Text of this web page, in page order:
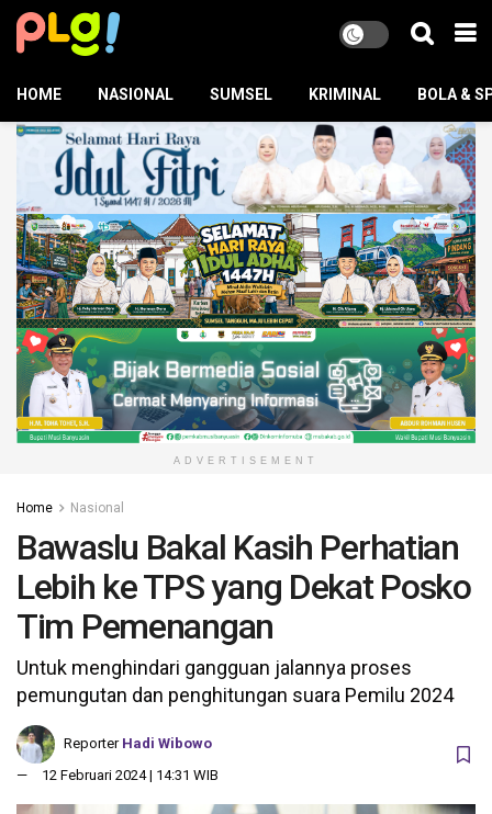
HOME NASIONAL SUMSEL KRIMINAL BOLA &
ADVERTISEMENT
Home Nasional
Bawaslu Bakal Kasih Perhatian
Lebih ke TPS yang Dekat Posko
Tim Pemenangan
Untuk menghindari gangguan jalannya proses
pemungutan dan penghitungan suara Pemilu 2024
Reporter Hadi Wibowo
12 Februari 2024 | 14:31 WIB